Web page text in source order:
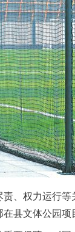
、权力运行等
县文体公园